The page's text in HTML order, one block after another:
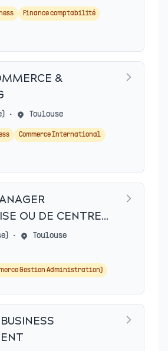
Finance comptabilité
&
• Toulouse
Commerce International
OU DE CENTRE
• Toulouse
Gestion Administration)